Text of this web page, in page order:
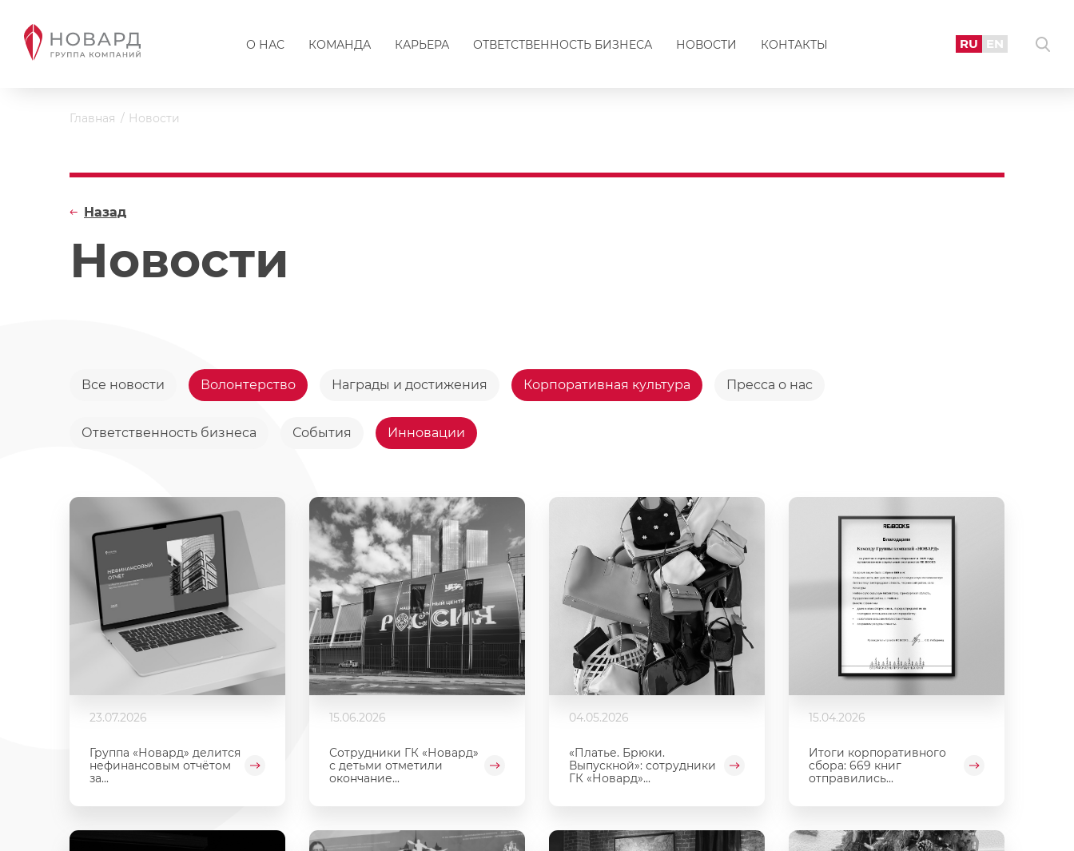
О НАС КОМАНДА КАРЬЕРА ОТВЕТСТВЕННОСТЬ БИЗНЕСА НОВОСТИ КОНТАКТЫ RU EN
Главная Новости
Новости
Назад
Все новости Волонтерство Награды и достижения Корпоративная культура Пресса о нас
Ответственность бизнеса События Инновации
23.07.2026
Группа «Новард» делится
нефинансовым отчётом
за...
15.06.2026
Сотрудники ГК «Новард»
с детьми отметили
окончание...
04.05.2026
«Платье. Брюки.
Выпускной»: сотрудники
ГК «Новард»...
15.04.2026
Итоги корпоративного
сбора: 669 книг
отправились...